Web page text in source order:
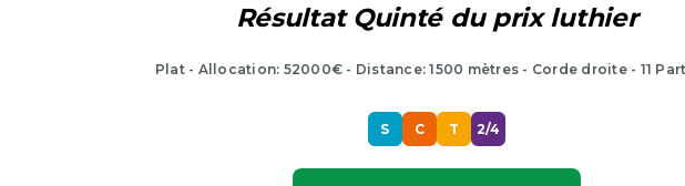
Résultat Quinté du prix luthier
Plat - Allocation: 52000€ - Distance: 1500 mètres - Corde droite - 11
S C T 2/4